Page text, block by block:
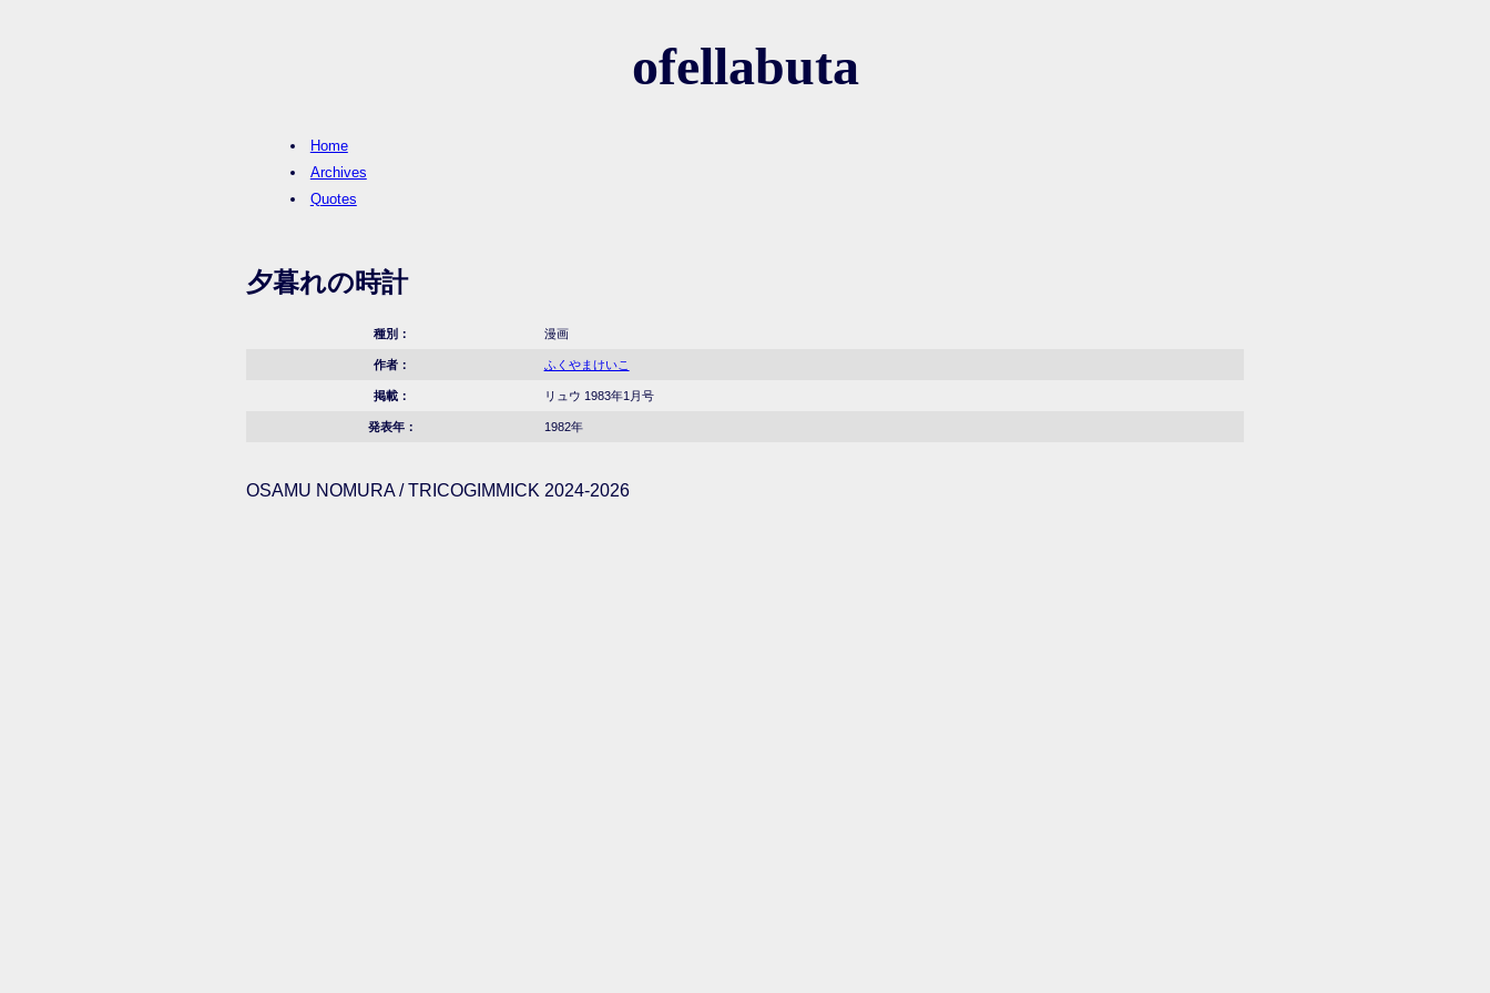
ofellabuta
Home
Archives
Quotes
夕暮れの時計
種別： 漫画
作者： ふくやまけいこ
掲載： リュウ 1983年1月号
発表年： 1982年
OSAMU NOMURA / TRICOGIMMICK 2024-2026